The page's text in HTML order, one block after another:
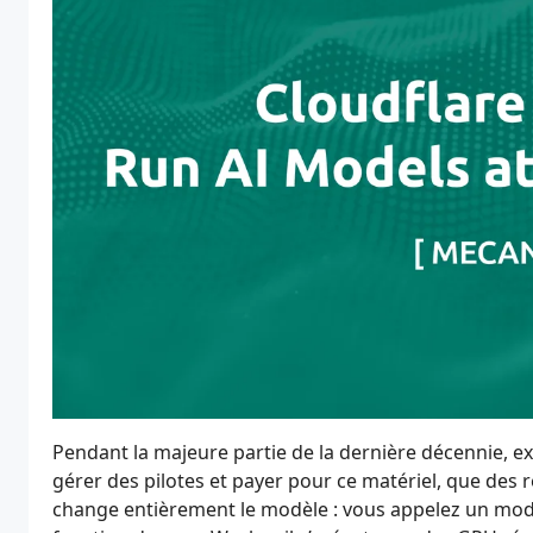
Pendant la majeure partie de la dernière décennie,
gérer des pilotes et payer pour ce matériel, que
change entièrement le modèle : vous appelez un